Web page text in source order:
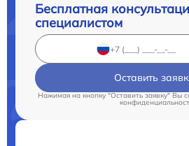
Бесплатная
специалистом
Оставить
Нажимая на кнопку "Оставить заявку" Вы